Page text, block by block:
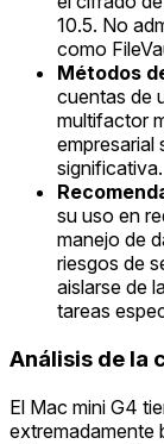
10.5. No
como
Métodos
cuentas de
multifactor
empresarial
significativa.
su uso en
manejo de
riesgos de
aislarse de
tareas
Análisis de la
El Mac mini G4
extremadamente